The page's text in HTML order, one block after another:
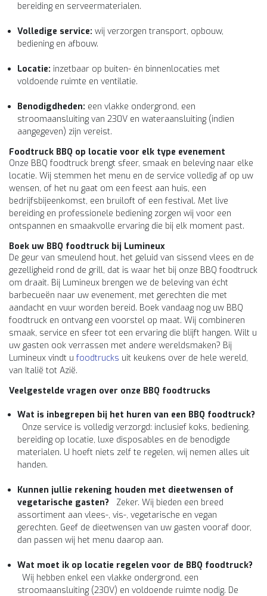
bereiding en serveermaterialen.
Volledige service: wij verzorgen transport, opbouw,
bediening en afbouw.
Locatie: inzetbaar op buiten- én binnenlocaties met
voldoende ruimte en ventilatie.
Benodigdheden: een vlakke ondergrond, een
stroomaansluiting van 230V en wateraansluiting (indien
aangegeven) zijn vereist.
Foodtruck BBQ op locatie voor elk type evenement
Onze BBQ foodtruck brengt sfeer, smaak en beleving naar elke
locatie. Wij stemmen het menu en de service volledig af op uw
wensen, of het nu gaat om een feest aan huis, een
bedrijfsbijeenkomst, een bruiloft of een festival. Met live
bereiding en professionele bediening zorgen wij voor een
ontspannen en smaakvolle ervaring die bij elk moment past.
Boek uw BBQ foodtruck bij Lumineux
De geur van smeulend hout, het geluid van sissend vlees en de
gezelligheid rond de grill, dat is waar het bij onze BBQ foodtruck
om draait. Bij Lumineux brengen we de beleving van écht
barbecueën naar uw evenement, met gerechten die met
aandacht en vuur worden bereid. Boek vandaag nog uw BBQ
foodtruck en ontvang een voorstel op maat. Wij combineren
smaak, service en sfeer tot een ervaring die blijft hangen. Wilt u
uw gasten ook verrassen met andere wereldsmaken? Bij
Lumineux vindt u foodtrucks uit keukens over de hele wereld,
van Italië tot Azië.
Veelgestelde vragen over onze BBQ foodtrucks
Wat is inbegrepen bij het huren van een BBQ foodtruck?
Onze service is volledig verzorgd: inclusief koks, bediening,
bereiding op locatie, luxe disposables en de benodigde
materialen. U hoeft niets zelf te regelen, wij nemen alles uit
handen.
Kunnen jullie rekening houden met dieetwensen of
vegetarische gasten? Zeker. Wij bieden een breed
assortiment aan vlees-, vis-, vegetarische en vegan
gerechten. Geef de dieetwensen van uw gasten vooraf door,
dan passen wij het menu daarop aan.
Wat moet ik op locatie regelen voor de BBQ foodtruck?
Wij hebben enkel een vlakke ondergrond, een
stroomaansluiting (230V) en voldoende ruimte nodig. De